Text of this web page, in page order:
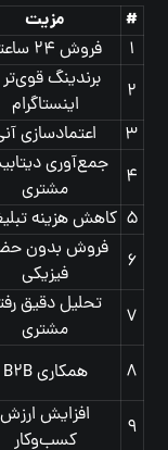
# مزیت
۱ فروش ۲۴ ساعته
۲
برندینگ قوی‌تر
اینستاگرام
۳
اعتمادسازی
۴
جمع‌آوری
مشتری
۵ کاهش هزینه
۶
فروش بدون
فیزیکی
۷
تحلیل دقیق
مشتری
۸ همکاری B۲B
۹
افزایش ارزش
کسب‌وکار